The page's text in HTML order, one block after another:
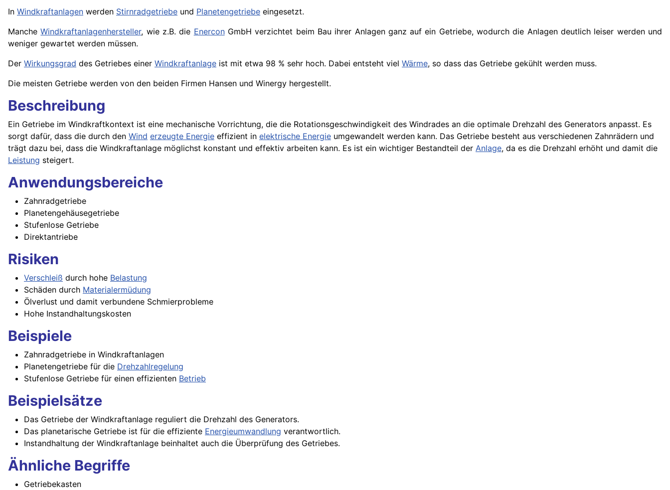
In Windkraftanlagen werden Stirnradgetriebe und Planetengetriebe eingesetzt.
MancheWindkraftanlagenhersteller, wie z.B. die EnerconGmbH verzichtet beim Bau ihrer Anlagen ganz auf ein Getriebe, wodurch die Anlagen deutlich leiser werden und
weniger gewartet werden müssen.
Der Wirkungsgrad des Getriebes einer Windkraftanlage ist mit etwa 98 % sehr hoch. Dabei entsteht viel Wärme, so dass das Getriebe gekühlt werden muss.
Die meisten Getriebe werden von den beiden Firmen Hansen und Winergy hergestellt.
Beschreibung
Ein Getriebe im Windkraftkontext ist eine mechanische Vorrichtung, die die Rotationsgeschwindigkeit des Windrades an die optimale Drehzahl des Generators anpasst. Es
sorgt dafür, dass die durch den Wind erzeugte Energie effizient in elektrische Energie umgewandelt werden kann. Das Getriebe besteht aus verschiedenen Zahnrädern und
trägt dazu bei, dass die Windkraftanlage möglichst konstant und effektiv arbeiten kann. Es ist ein wichtiger Bestandteil der Anlage, da es die Drehzahl erhöht und damit die
Leistung steigert.
Anwendungsbereiche
Zahnradgetriebe
Planetengehäusegetriebe
Stufenlose Getriebe
Direktantriebe
Risiken
Verschleiß durch hohe Belastung
Schäden durch Materialermüdung
Ölverlust und damit verbundene Schmierprobleme
Hohe Instandhaltungskosten
Beispiele
Zahnradgetriebe in Windkraftanlagen
Planetengetriebe für die Drehzahlregelung
Stufenlose Getriebe für einen effizienten Betrieb
Beispielsätze
Das Getriebe der Windkraftanlage reguliert die Drehzahl des Generators.
Das planetarische Getriebe ist für die effiziente Energieumwandlung verantwortlich.
Instandhaltung der Windkraftanlage beinhaltet auch die Überprüfung des Getriebes.
Ähnliche Begriffe
Getriebekasten